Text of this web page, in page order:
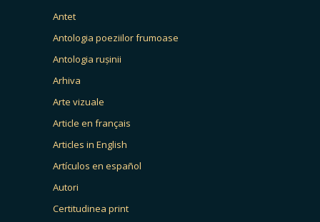
Antet
Antologia poeziilor frumoase
Antologia rușinii
Arhiva
Arte vizuale
Article en français
Articles in English
Artículos en español
Autori
Certitudinea print